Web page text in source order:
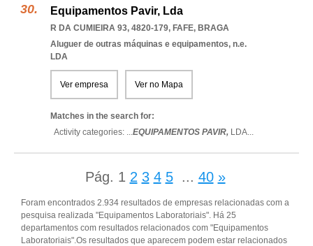
Equipamentos Pavir, Lda
R DA CUMIEIRA 93, 4820-179, FAFE, BRAGA
Aluguer de outras máquinas e equipamentos, n.e.
LDA
Ver empresa Ver no Mapa
Matches in the search for:
Activity categories: ...EQUIPAMENTOS PAVIR, LDA...
Pág. 1 2 3 4 5 ... 40 »
Foram encontrados 2.934 resultados de empresas relacionadas com a
pesquisa realizada "Equipamentos Laboratoriais". Há 25
departamentos com resultados relacionados com "Equipamentos
Laboratoriais".Os resultados que aparecem podem estar relacionados